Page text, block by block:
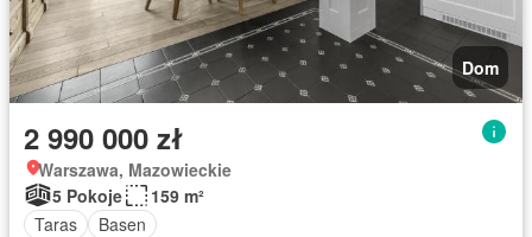
Dom
2 990 000 zł
Warszawa, Mazowieckie
5 Pokoje
159 m²
Taras
Basen